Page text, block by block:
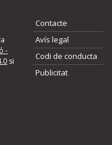
o
alguna millora, ompliu els
del qual voleu informar-
-
si
Contacte
Avís legal
Codi de conducta
Publicitat